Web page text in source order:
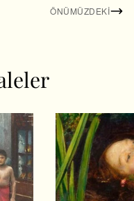
ÖNÜMÜZDEKI